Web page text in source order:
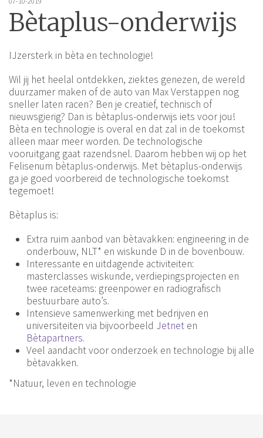
Bètaplus-onderwijs
IJzersterk in bèta en technologie!
Wil jij het heelal ontdekken, ziektes genezen, de wereld
duurzamer maken of de auto van Max Verstappen nog
sneller laten racen? Ben je creatief, technisch of
nieuwsgierig? Dan is bètaplus-onderwijs iets voor jou!
Bèta en technologie is overal en dat zal in de toekomst
alleen maar meer worden. De technologische
vooruitgang gaat razendsnel. Daarom hebben wij op het
Felisenum bètaplus-onderwijs. Met bètaplus-onderwijs
ga je goed voorbereid de technologische toekomst
tegemoet!
Bètaplus is:
Extra ruim aanbod van bètavakken: engineering in de
onderbouw, NLT* en wiskunde D in de bovenbouw.
Interessante en uitdagende activiteiten:
masterclasses wiskunde, verdiepingsprojecten en
twee raceteams: greenpower en radiografisch
bestuurbare auto’s.
Intensieve samenwerking met bedrijven en
universiteiten via bijvoorbeeld Jetnet en
Bètapartners.
Veel aandacht voor onderzoek en technologie bij alle
bètavakken.
*Natuur, leven en technologie